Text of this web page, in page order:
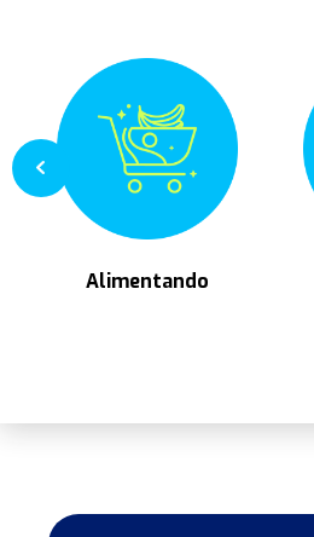
Alimentando